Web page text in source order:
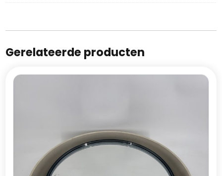
Gerelateerde producten